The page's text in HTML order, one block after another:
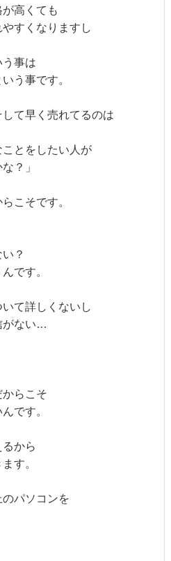
高くても
すくなりますし
事は
う事です。
て早く売れてるのは
ことをしたい人が
？」
こそです。
？
です。
て詳しくないし
がない…
らこそ
です。
から
す。
パソコンを